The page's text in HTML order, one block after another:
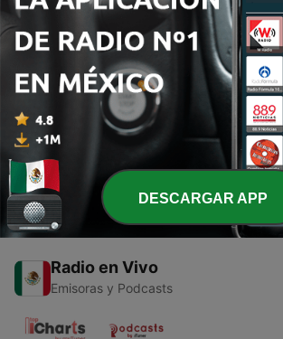
Episodios
2 - Desarrollo de las IM y su adaptación a la
gamificación
31 oct. 2023
1 - Independencia de Guatemala.
05 sep. 2020
Radio en Vivo
Emisoras y Podcasts
DESCARGAR APP